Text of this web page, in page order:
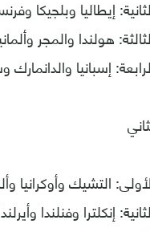
إيطاليا وبلجيكا
هولندا والمجر
إسبانيا
التشيك وأوكرانيا
إنكلترا وفنلندا